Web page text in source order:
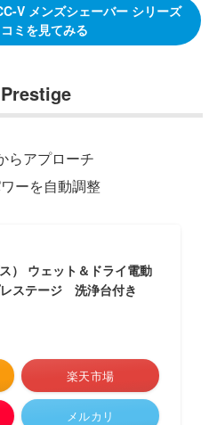
V メンズシェーバー シリーズ
ミを見てみる
らアプローチ
ーを自動調整
） ウェット＆ドライ電動
ステージ 洗浄台付き
楽天市場
メルカリ